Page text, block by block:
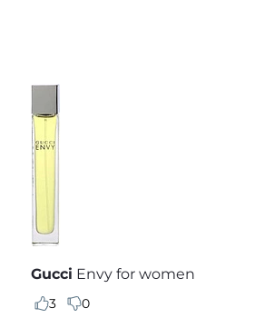
Gucci Envy for women
3 0